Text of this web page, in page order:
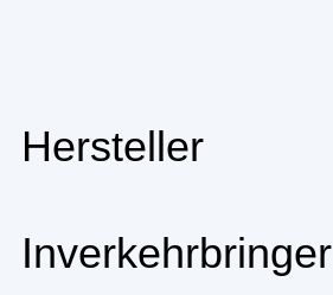
Hersteller
Inverkehrbringer